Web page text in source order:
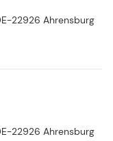
22926 Ahrensburg
22926 Ahrensburg